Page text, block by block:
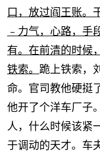
口，放过阎王账。
﹣力气，心路，手
有。在前清的时候
铁索。 跪上铁索，
命。官司教他硬挺
他开了个洋车厂子
人，什么时候该紧
于调动的天才。车